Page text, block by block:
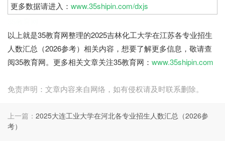
更多数据请进入： www.35shipin.com/dxjs
以上就是35教育网整理的2025吉林化工大学在江苏各专业招生
人数汇总（2026参考）相关内容，想要了解更多信息，敬请查
阅35教育网。更多相关文章关注35教育网： www.35shipin.com
免责声明：文章内容来自网络，如有侵权请及时联系删除。
上一篇： 2025大连工业大学在河北各专业招生人数汇总（2026参
考）